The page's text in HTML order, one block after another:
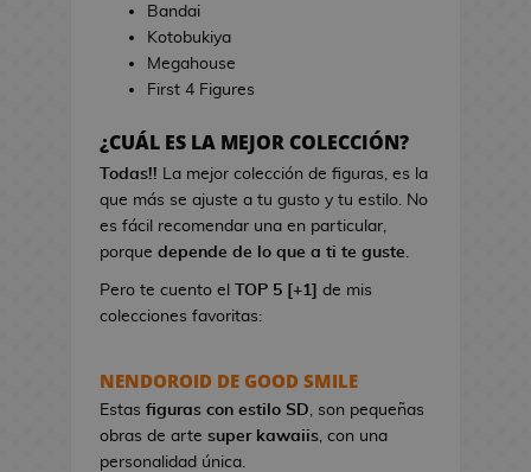
B
o
s
d
e
C
i
j
u
e
o
s
L
i
r
e
a
s
d
e
Bandai
Kotobukiya
Megahouse
First 4 Figures
¿CUÁL ES LA MEJOR COLECCIÓN?
Todas!! La mejor colección de figuras, es la
que más se ajuste a tu gusto y tu estilo. No
es fácil recomendar una en particular,
porque depende de lo que a ti te guste.
Pero te cuento el TOP 5 [+1]
de mis
colecciones favoritas:
NENDOROID DE GOOD SMILE
Estas figuras con estilo SD, son pequeñas
obras de arte super kawaiis, con una
personalidad única.